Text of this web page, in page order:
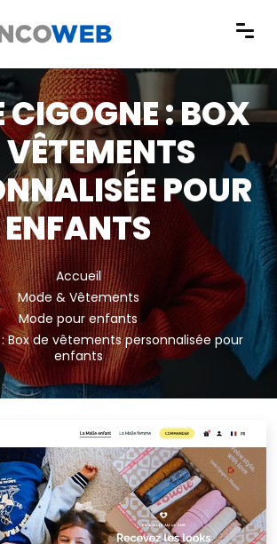
des cookies
CIGOGNE : BOX
VÊTEMENTS
POUR
ENFANTS
Accueil
Mode & Vêtements
Mode pour enfants
Box de vêtements personnalisée pour
enfants